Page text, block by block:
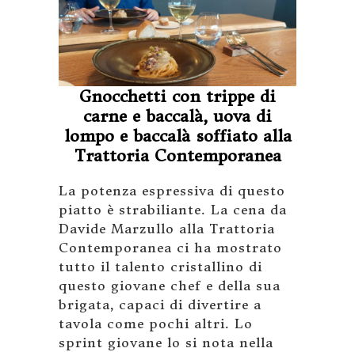
Gnocchetti con trippe di
carne e baccalà, uova di
lompo e baccalà soffiato alla
Trattoria Contemporanea
La potenza espressiva di questo
piatto è strabiliante. La cena da
Davide Marzullo alla Trattoria
Contemporanea ci ha mostrato
tutto il talento cristallino di
questo giovane chef e della sua
brigata, capaci di divertire a
tavola come pochi altri. Lo
sprint giovane lo si nota nella